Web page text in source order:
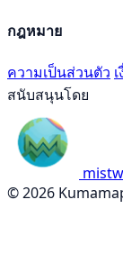
กฎหมาย
ความเป็นส่วนตัว
สนับสนุนโดย
© 2026